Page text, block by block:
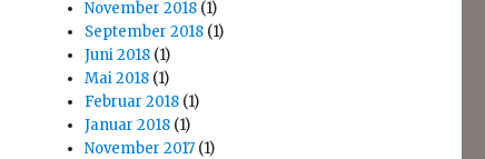
November 2018 (1)
September 2018 (1)
Juni 2018 (1)
Mai 2018 (1)
Februar 2018 (1)
Januar 2018 (1)
November 2017 (1)